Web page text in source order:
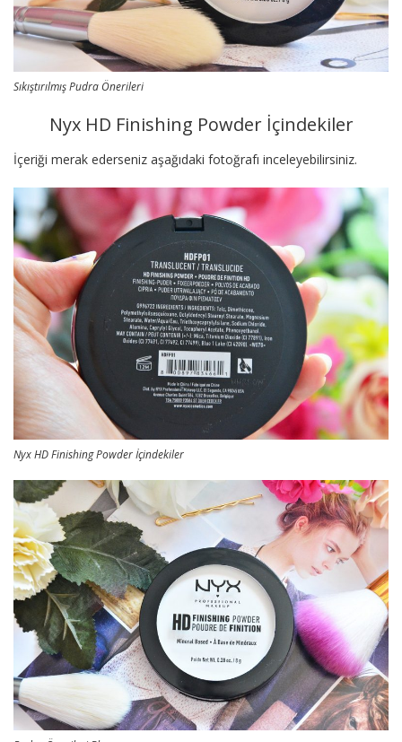
Sıkıştırılmış Pudra Önerileri
Nyx HD Finishing Powder İçindekiler
İçeriği merak ederseniz aşağıdaki fotoğrafı inceleyebilirsiniz.
Nyx HD Finishing Powder İçindekiler